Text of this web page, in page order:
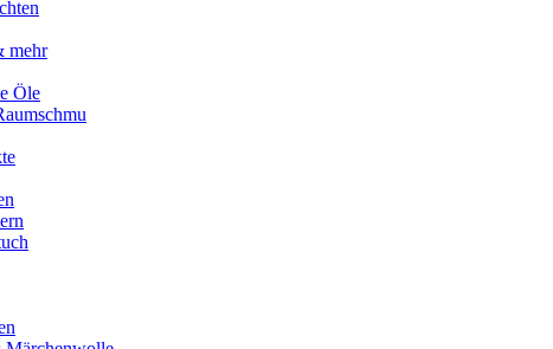
mehr
Öle